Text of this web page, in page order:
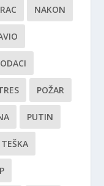
NAKON
POŽAR
PUTIN
TEŠKA